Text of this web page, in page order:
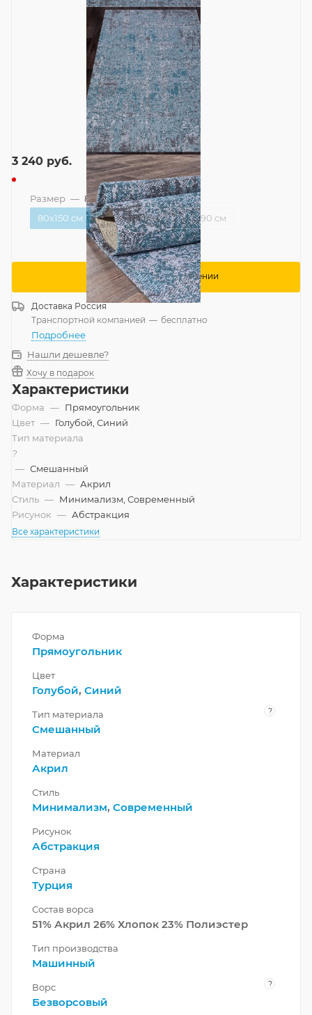
3 240 руб.
Размер — 80x150 см
80x150 см
120x180 см 200x290 см
Сообщить о поступлении
Доставка Россия
Транспортной компанией — бесплатно
Подробнее
Нашли дешевле?
Хочу в подарок
Характеристики
Форма — Прямоугольник
Цвет — Голубой, Синий
Тип материала
?
— Смешанный
Материал — Акрил
Стиль — Минимализм, Современный
Рисунок — Абстракция
Все характеристики
Характеристики
Форма
Прямоугольник
Цвет
Голубой, Синий
Тип материала ?
Смешанный
Материал
Акрил
Стиль
Минимализм, Современный
Рисунок
Абстракция
Страна
Турция
Состав ворса
51% Акрил 26% Хлопок 23% Полиэстер
Тип производства
Машинный
Ворс ?
Безворсовый